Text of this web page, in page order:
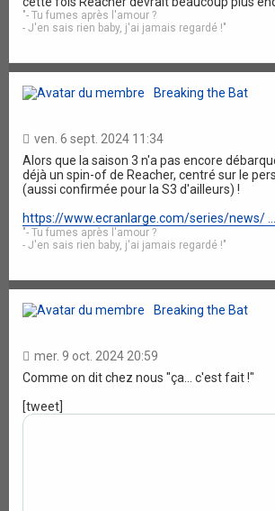
"- Tu fumes après l'amour ?
- J'en sais rien baby, j'ai jamais regardé !"
Breaking the Bat
ven. 6 sept. 2024 11:34
Alors que la saison 3 n'a pas encore
déjà un spin-of de Reacher, centré sur le
(aussi confirmée pour la S3 d'ailleurs) !
https://www.ecranlarge.com/series/news/
"- Tu fumes après l'amour ?
- J'en sais rien baby, j'ai jamais regardé !"
Breaking the Bat
mer. 9 oct. 2024 20:59
Comme on dit chez nous "ça... c'est fait !"
[tweet]